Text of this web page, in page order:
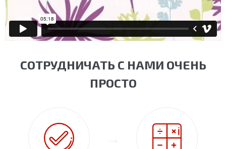
СОТРУДНИЧАТЬ С НАМИ ОЧЕНЬ
ПРОСТО